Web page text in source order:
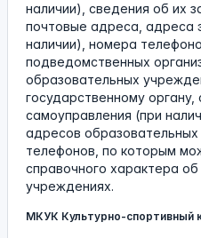
наличии), сведения об их
почтовые адреса, адреса
наличии), номера
подведомственных
образовательных
государственному органу,
самоуправления (при
адресов
телефонов, по которым
справочного характера
учреждениях.
МКУК Культурно-спортивный